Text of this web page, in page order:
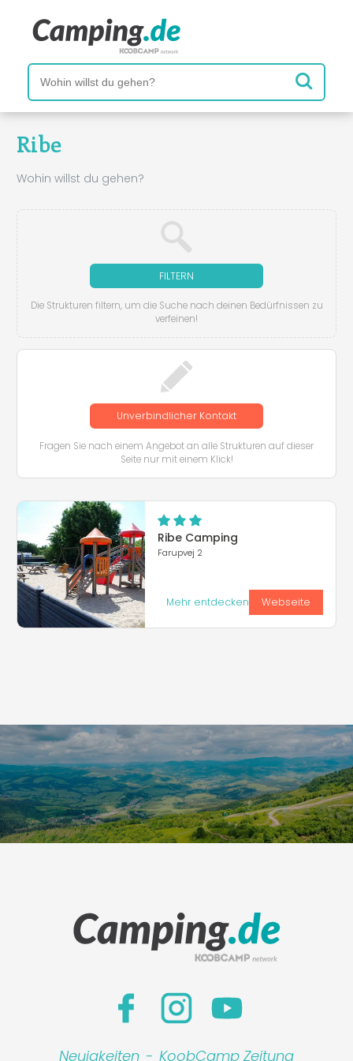
Ribe
Wohin willst du gehen?
FILTERN
Die Strukturen filtern, um die Suche nach deinen Bedürfnissen zu
verfeinen!
Unverbindlicher Kontakt
Fragen Sie nach einem Angebot an alle Strukturen auf dieser
Seite nur mit einem Klick!
Ribe Camping
Farupvej 2
Mehr entdecken Webseite
Neuigkeiten - KoobCamp Zeitung